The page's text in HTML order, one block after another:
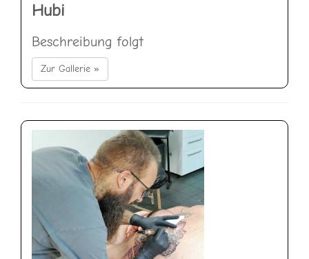
Hubi
Beschreibung folgt
Zur Gallerie »